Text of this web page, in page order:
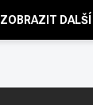
ZOBRAZIT DALŠÍ